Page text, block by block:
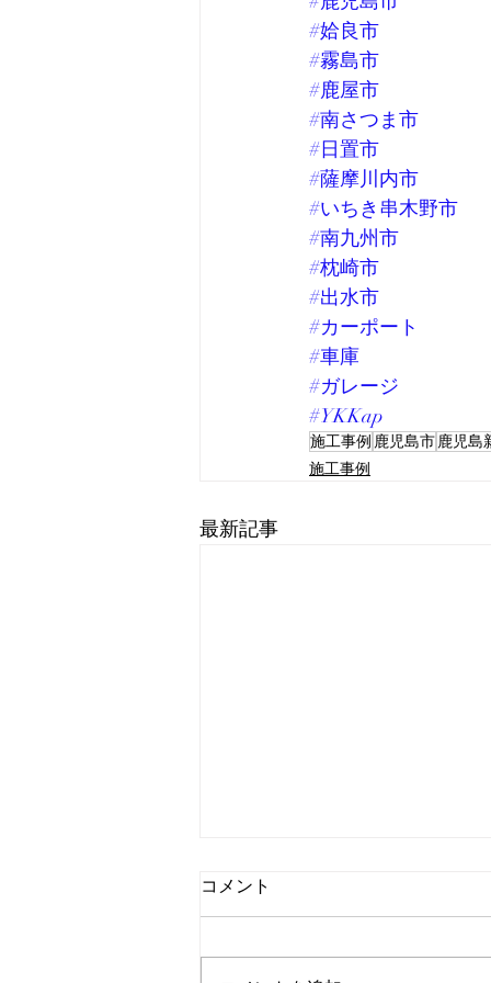
#姶良市
#霧島市
#鹿屋市
#南さつま市
#日置市
#薩摩川内市
#いちき串木野市
#南九州市
#枕崎市
#出水市
#カーポート
#車庫
#ガレージ
#YKKap
施工事例 鹿児島市鹿児島
施工事例
最新記事
コメント